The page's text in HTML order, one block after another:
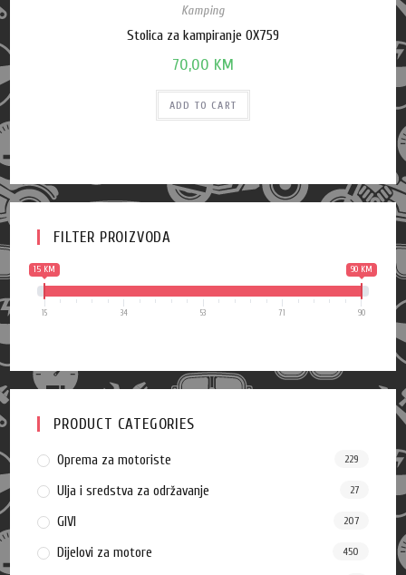
Kamping
Stolica za kampiranje OX759
70,00 KM
ADD TO CART
FILTER PROIZVODA
15 KM 90 KM
15 34 53 71 90
PRODUCT CATEGORIES
Oprema za motoriste 229
Ulja i sredstva za održavanje 27
GIVI 207
Dijelovi za motore 450